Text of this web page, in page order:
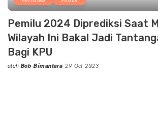
Pemilu 2024 Diprediksi Saat
Wilayah Ini Bakal Jadi
Bagi KPU
Posted
oleh Bob Bimantara 29 Oct 2023